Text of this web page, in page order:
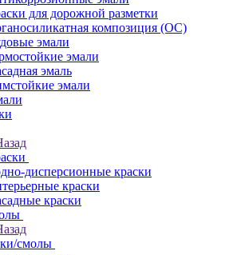
для дорожной разметки
композиция (ОС)
эмали
эмали
эмаль
эмали
дисперсионные краски
краски
краски
смолы